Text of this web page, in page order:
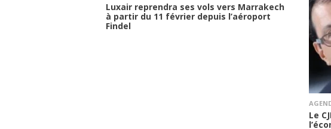
Luxair reprendra ses vols vers Marrakech
à partir du 11 février depuis l’aéroport
Findel
Le